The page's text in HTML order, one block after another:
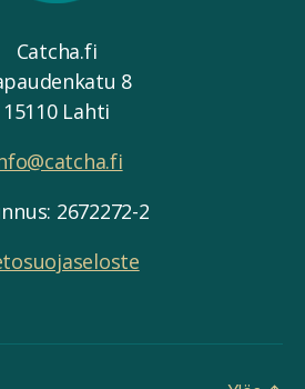
Catcha.fi
8
15110 Lahti
2672272-2